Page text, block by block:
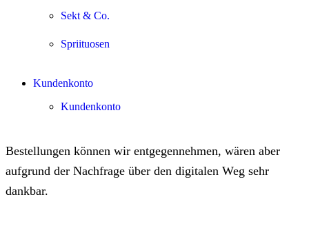
Sekt & Co.
Spriituosen
Kundenkonto
Kundenkonto
Bestellungen können wir entgegennehmen, wären aber
aufgrund der Nachfrage über den digitalen Weg sehr
dankbar.